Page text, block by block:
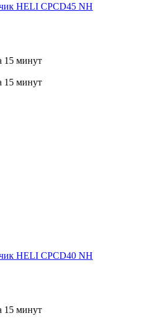
HELI CPСD45 NH
15 минут
15 минут
HELI CPСD40 NH
15 минут